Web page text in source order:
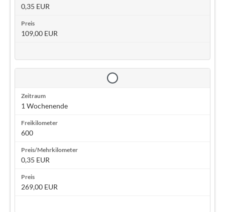
0,35 EUR
109,00 EUR
1 Wochenende
600
0,35 EUR
269,00 EUR